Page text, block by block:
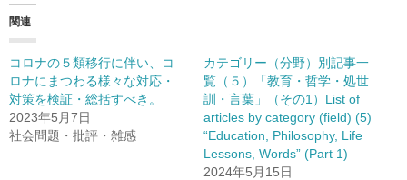
関連
コロナの５類移行に伴い、コ
ロナにまつわる様々な対応・
対策を検証・総括すべき。
2023年5月7日
社会問題・批評・雑感
カテゴリー（分野）別記事一
覧（５）「教育・哲学・処世
訓・言葉」（その1）List of
articles by category (field) (5)
“Education, Philosophy, Life
Lessons, Words” (Part 1)
2024年5月15日